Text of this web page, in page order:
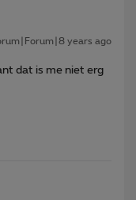
years ago
dat is me niet erg